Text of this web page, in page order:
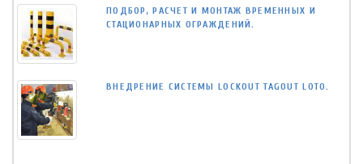
ПОДБОР, РАСЧЕТ И МОНТАЖ ВРЕМЕННЫХ И
СТАЦИОНАРНЫХ ОГРАЖДЕНИЙ.
ВНЕДРЕНИЕ СИСТЕМЫ LOCKOUT TAGOUT LOTO.